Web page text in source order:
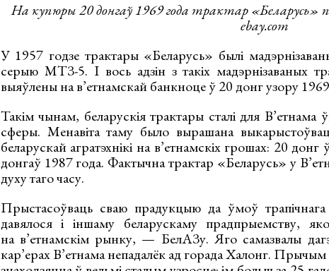
На купюры 20 донгаў 1969 года трактар
ebay.com
У 1957 годзе трактары «Беларусь» былі
серыю МТЗ-5. І вось адзін з такіх мадэрнізаваных
выяўлены на в’етнамскай банкноце ў 20 донг узору
Такім чынам, беларускія трактары сталі для В’етнама
сферы. Менавіта таму было вырашана
беларускай агратэхнікі на в’етнамскіх грошах: 20
донгаў 1987 года. Фактычна трактар «Беларусь» у
духу таго часу.
Прыстасоўваць сваю прадукцыю да ўмоў трапічнага
давялося і іншаму беларускаму прадпрыемству,
на в’етнамскім рынку, — БелАЗу. Яго самазвалы
кар’ерах В’етнама непадалёк ад горада Халонг.